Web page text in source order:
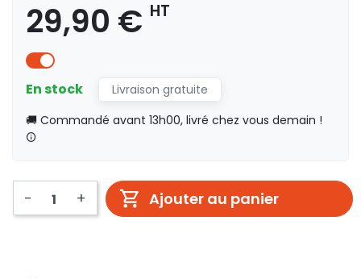
29,90 € HT
En stock
Livraison gratuite
🚚 Commandé avant 13h00, livré chez vous demain !
- + Ajouter au panier